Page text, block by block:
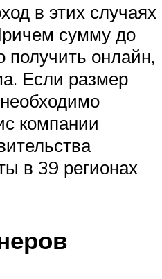
в этих случаях
сумму до
онлайн,
Если размер
компании
в 39 регионах